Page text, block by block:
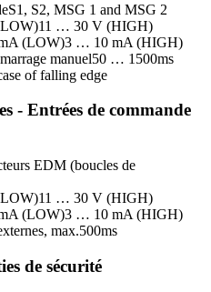
S1, S2, MSG 1 and MSG 2
11 … 30 V (HIGH)
(LOW)3 … 10 mA (HIGH)
manuel50 … 1500ms
of falling edge
- Entrées de commande
EDM (boucles de
11 … 30 V (HIGH)
(LOW)3 … 10 mA (HIGH)
max.500ms
de sécurité